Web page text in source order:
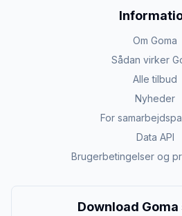
Om Goma
Sådan virker
Alle tilbud
Nyheder
For
Data API
Brugerbetingelser og
Download Goma